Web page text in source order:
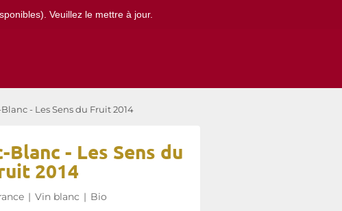
Veuillez le mettre à jour.
- Les Sens du Fruit 2014
Blanc - Les Sens du
2014
| Vin blanc | Bio